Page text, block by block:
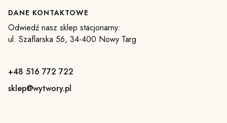
DANE KONTAKTOWE
Odwiedź nasz sklep stacjonarny:
ul. Szaflarska 56, 34-400 Nowy Targ
+48 516 772 722
sklep@wytwory.pl